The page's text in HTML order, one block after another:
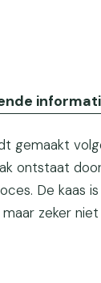
gemaakt
ontstaat
De kaas is
zeker niet